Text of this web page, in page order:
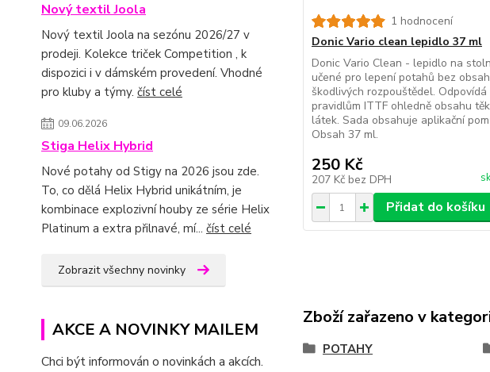
Nový textil Joola
Nový textil Joola na sezónu 2026/27 v
prodeji. Kolekce triček Competition , k
dispozici i v dámském provedení. Vhodné
pro kluby a týmy. číst celé
09.06.2026
Stiga Helix Hybrid
Nové potahy od Stigy na 2026 jsou zde.
To, co dělá Helix Hybrid unikátním, je
kombinace explozivní houby ze série Helix
Platinum a extra přilnavé, mí... číst celé
Zobrazit všechny novinky
AKCE A NOVINKY MAILEM
Chci být informován o novinkách a akcích.
1 hodnocení
Donic Vario clean lepidlo 37 ml
Donic Vario Clean - lepidlo na
učené pro lepení potahů bez
škodlivých rozpouštědel. Odpovídá
pravidlům ITTF ohledně obsahu
látek. Sada obsahuje aplikační
Obsah 37 ml.
250 Kč
207 Kč bez DPH
Přidat do košíku
Zboží zařazeno v
POTAHY